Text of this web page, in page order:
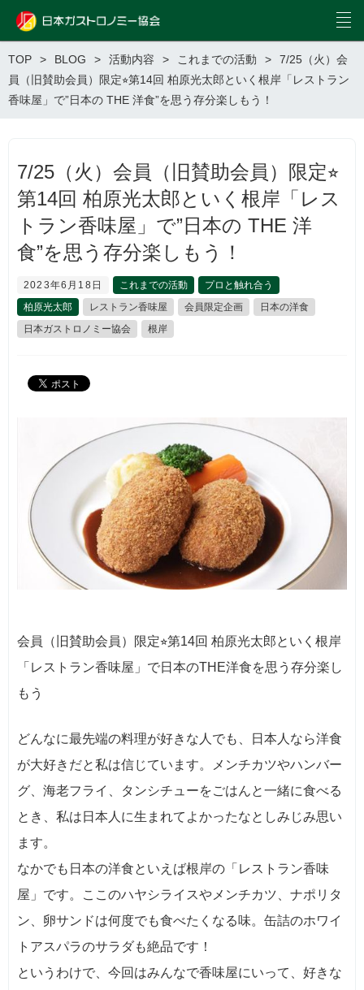
TOP BLOG 活動内容 これまでの活動
7/25（火）会
員（旧賛助会員）限定⭐︎第14回 柏原光太郎といく根岸「レストラン
香味屋」で”日本の THE 洋食”を思う存分楽しもう！
7/25（火）会員（旧賛助会員）限定⭐︎
第14回 柏原光太郎といく根岸「レス
トラン香味屋」で”日本の THE 洋
食”を思う存分楽しもう！
2023年6月18日 これまでの活動
プロと触れ合う
柏原光太郎
レストラン香味屋 会員限定企画
日本の洋食
日本ガストロノミー協会
根岸
会員（旧賛助会員）限定⭐︎第14回 柏原光太郎といく根岸
「レストラン香味屋」で日本のTHE洋食を思う存分楽し
もう
どんなに最先端の料理が好きな人でも、日本人なら洋食
が大好きだと私は信じています。メンチカツやハンバー
グ、海老フライ、タンシチューをごはんと一緒に食べる
とき、私は日本人に生まれてよかったなとしみじみ思い
ます。
なかでも日本の洋食といえば根岸の「レストラン香味
屋」です。ここのハヤシライスやメンチカツ、ナポリタ
ン、卵サンドは何度でも食べたくなる味。缶詰のホワイ
トアスパラのサラダも絶品です！
というわけで、今回はみんなで香味屋にいって、好きな